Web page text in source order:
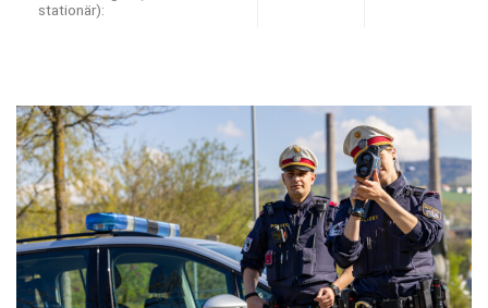
stationär):